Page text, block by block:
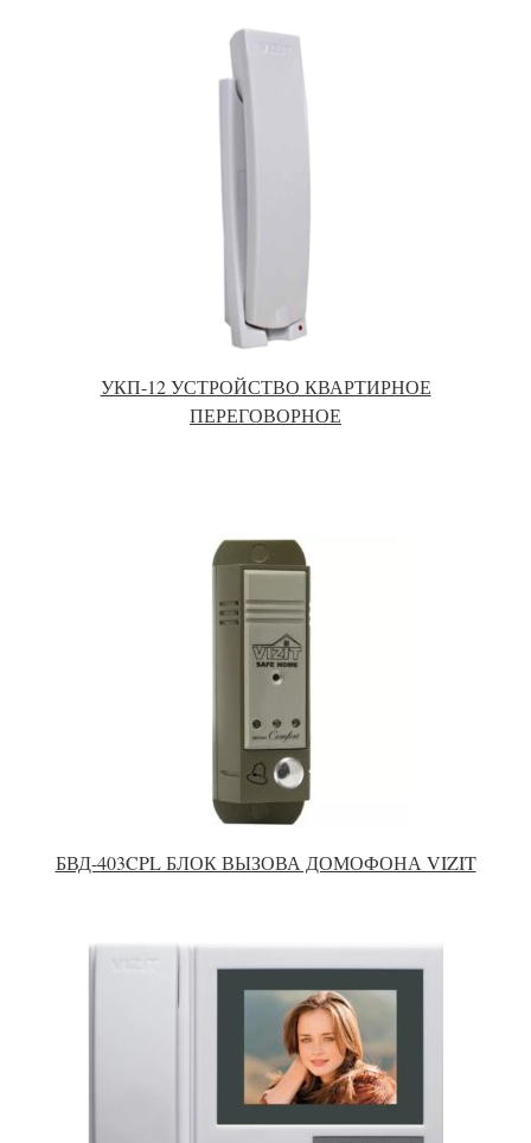
УКП-12 УСТРОЙСТВО КВАРТИРНОЕ
ПЕРЕГОВОРНОЕ
БВД-403CPL БЛОК ВЫЗОВА ДОМОФОНА VIZIT